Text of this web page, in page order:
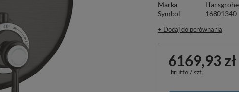
Marka
Hansgrohe
Symbol
16801340
+ Dodaj do porównania
6169,93 zł
brutto/szt.